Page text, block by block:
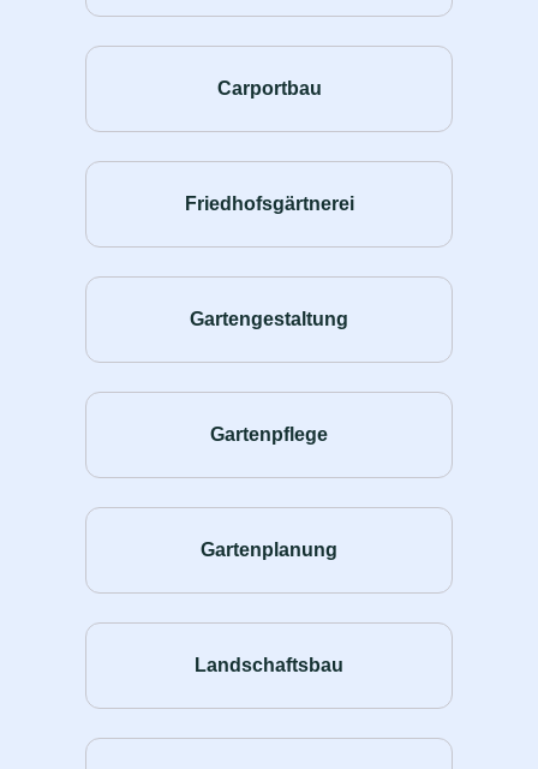
Carportbau
Friedhofsgärtnerei
Gartengestaltung
Gartenpflege
Gartenplanung
Landschaftsbau